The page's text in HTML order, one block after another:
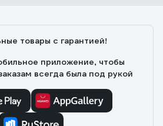
товары с гарантией!
приложение, чтобы
всегда была под рукой